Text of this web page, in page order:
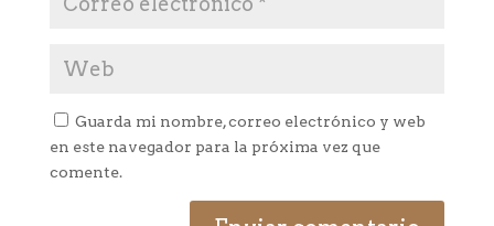
Guarda mi nombre, correo electrónico y web
en este navegador para la próxima vez que
comente.